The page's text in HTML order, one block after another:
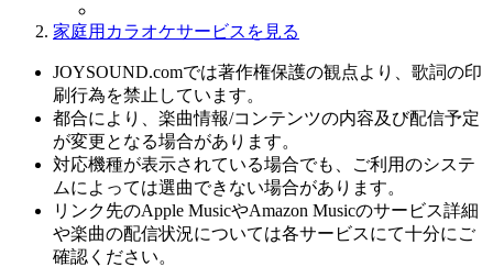
家庭用カラオケサービスを見る
JOYSOUND.comでは著作権保護の観点より、歌詞の印
刷行為を禁止しています。
都合により、楽曲情報/コンテンツの内容及び配信予定
が変更となる場合があります。
対応機種が表示されている場合でも、ご利用のシステ
ムによっては選曲できない場合があります。
リンク先のApple MusicやAmazon Musicのサービス詳細
や楽曲の配信状況については各サービスにて十分にご
確認ください。